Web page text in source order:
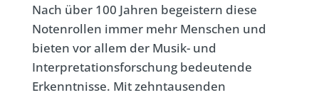
Nach über 100 Jahren begeistern diese
Notenrollen immer mehr Menschen und
bieten vor allem der Musik- und
Interpretationsforschung bedeutende
Erkenntnisse. Mit zehntausenden